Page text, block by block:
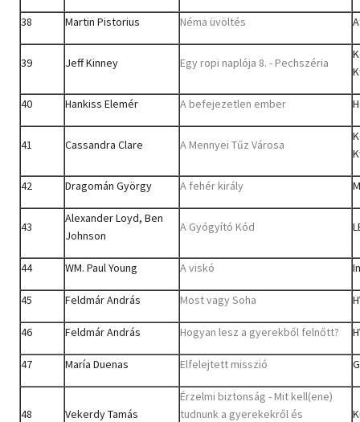
38 Martin Pistorius Néma üvöltés
39 Jeff Kinney Egy ropi naplója 8. - Pechszéria
40 Hankiss Elemér A befejezetlen ember
41 Cassandra Clare A Mennyei Tűz Városa
42 Dragomán György A fehér király
43
Alexander Loyd, Ben
Johnson
A Gyógyító Kód
44 WM. Paul Young A viskó
45 Feldmár András Most vagy Soha
46 Feldmár András Hogyan lesz a gyerekből felnőtt?
47 María Duenas Elfelejtett misszió
48 Vekerdy Tamás
Érzelmi biztonság - Mit kell(ene)
tudnunk a gyerekekről és